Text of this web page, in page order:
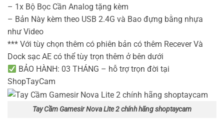
– 1x Bộ Bọc Cần Analog tặng kèm
– Bản Này kèm theo USB 2.4G và Bao đựng bằng nhựa
như Video
*** Với tùy chọn thêm có phiên bản có thêm Recever Và
Dock sạc AE có thể tùy trọn thêm ở bên dưới
BẢO HÀNH: 03 THÁNG – hỗ trợ trọn đời tại
ShopTayCam
Tay Cầm Gamesir Nova Lite 2 chính hãng shoptaycam